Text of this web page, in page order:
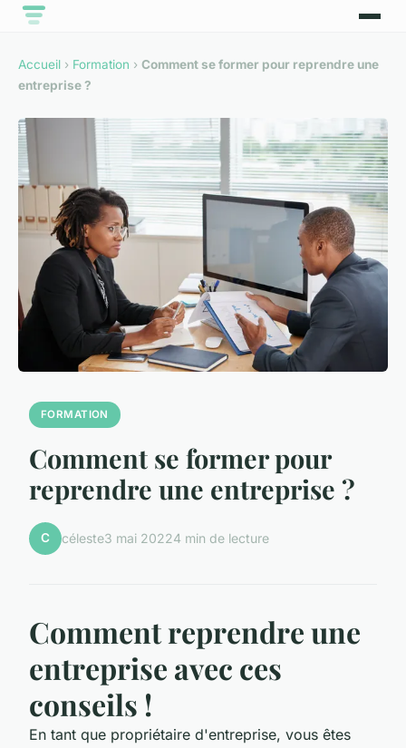
Accueil › Formation › Comment se former pour reprendre une
entreprise ?
FORMATION
Comment se former pour
reprendre une entreprise ?
C céleste3 mai 20224 min de lecture
Comment reprendre une
entreprise avec ces
conseils !
En tant que propriétaire d'entreprise, vous êtes